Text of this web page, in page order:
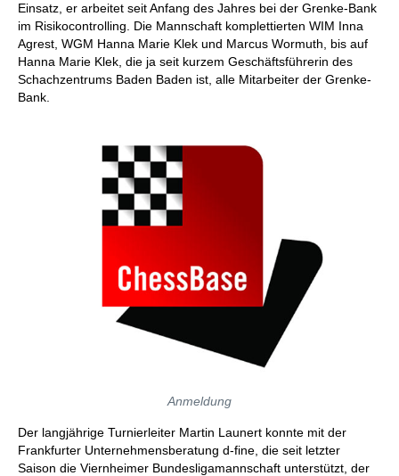
Einsatz, er arbeitet seit Anfang des Jahres bei der Grenke-Bank
im Risikocontrolling. Die Mannschaft komplettierten WIM Inna
Agrest, WGM Hanna Marie Klek und Marcus Wormuth, bis auf
Hanna Marie Klek, die ja seit kurzem Geschäftsführerin des
Schachzentrums Baden Baden ist, alle Mitarbeiter der Grenke-
Bank.
Anmeldung
Der langjährige Turnierleiter Martin Launert konnte mit der
Frankfurter Unternehmensberatung d-fine, die seit letzter
Saison die Viernheimer Bundesligamannschaft unterstützt, der